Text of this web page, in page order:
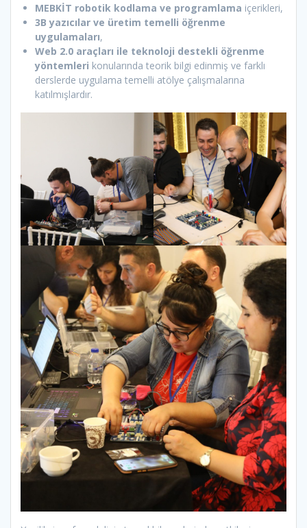
MEBKİT robotik kodlama ve programlama içerikleri,
3B yazıcılar ve üretim temelli öğrenme
uygulamaları,
Web 2.0 araçları ile teknoloji destekli öğrenme
yöntemleri konularında teorik bilgi edinmiş ve farklı
derslerde uygulama temelli atölye çalışmalarına
katılmışlardır.